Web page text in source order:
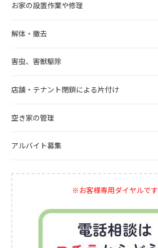
お家の設置作業や修理
解体・撤去
害虫、害獣駆除
店舗・テナント閉鎖による片付け
空き家の管理
アルバイト募集
※お客様専用ダイヤルです